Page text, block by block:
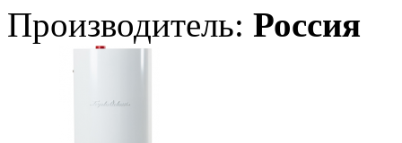
Производитель: Россия